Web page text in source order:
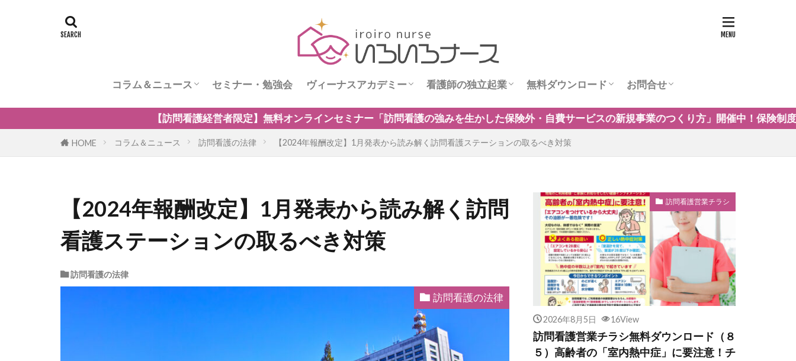
コラム＆ニュース
訪問看護のケア内容
訪問看護の管理者の役割
訪問看護のリスク管理
訪問看護の加算
訪問看護とナーシングホーム
訪問看護の自費・保険外サービス
訪問看護師のウェルビーング
小児の訪問看護
精神科訪問看護
訪問看護の法律
訪問看護師のマネジメント
セミナー・勉強会 ヴィーナスアカデミー
ヴィーナスニュース
看護師の独立起業
看護師独立インタビュー
無料ダウンロード
営業チラシテンプレート
訪問看護お役立ち資料
訪問看護の商圏調査
お問合せ
運営会社
看護経営者限定】無料オンラインセミナー「訪問看護の強みを生かした保険外・自費サービスの新規事業のつくり方」開催中！保険制度だけに頼らない自費・保険外サー
HOME コラム＆ニュース 訪問看護の法律 【2024年報酬改定】1月発表から読み解く訪問看護ステーションの取るべき対策
【2024年報酬改定】1月発表から読み解く訪問
看護ステーションの取るべき対策
訪問看護の法律
訪問看護の法律
訪問看護営業チラシ
2026年8月5日 16View
訪問看護営業チラシ無料ダウンロード（８
５）高齢者の「室内熱中症」に要注意！チ